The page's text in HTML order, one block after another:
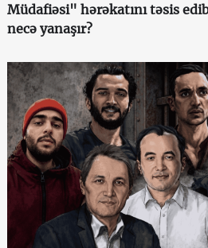
Müdafiəsi" hərəkatını təsis
necə yanaşır?